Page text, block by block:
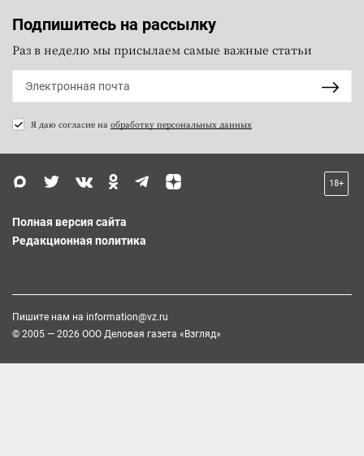
Подпишитесь на рассылку
Раз в неделю мы присылаем самые важные статьи
Я даю согласие на обработку персональных данных
18+
Полная версия сайта
Редакционная политика
Пишите нам на information@vz.ru
© 2005 — 2026 ООО Деловая газета «Взгляд»